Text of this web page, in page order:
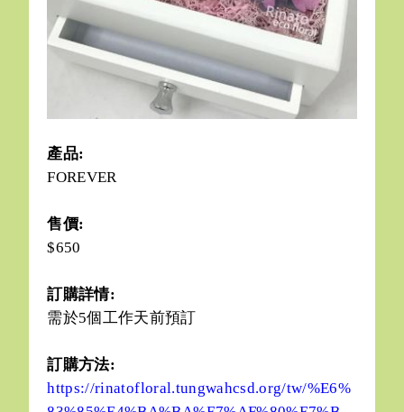
產品:
FOREVER
售價:
$650
訂購詳情:
需於5個工作天前預訂
訂購方法:
https://rinatofloral.tungwahcsd.org/tw/%E6%